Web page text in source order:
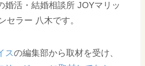
婚活・結婚相談所 JOYマリッ
セラー 八木です。
スの編集部から取材を受け、